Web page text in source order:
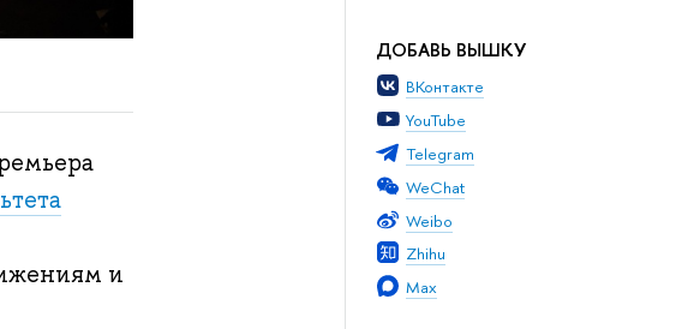
ДОБАВЬ ВЫШКУ
ВКонтакте
YouTube
Telegram
WeChat
Weibo
Zhihu
Max
и